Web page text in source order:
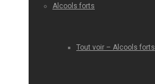
Alcools forts
Tout voir – Alcools forts